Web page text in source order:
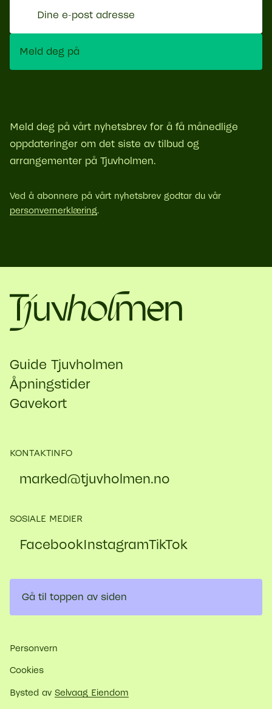
post
adresse
Meld deg på
Meld deg på vårt nyhetsbrev for å få månedlige
oppdateringer om det siste av tilbud og
arrangementer på Tjuvholmen.
Ved å abonnere på vårt nyhetsbrev godtar du vår
personvernerklæring.
Guide Tjuvholmen
Åpningstider
Gavekort
KONTAKTINFO
marked@​tjuvholmen.no
SOSIALE MEDIER
FacebookInstagramTikTok
Gå til toppen av siden
Personvern
Cookies
Bysted av Selvaag Eiendom